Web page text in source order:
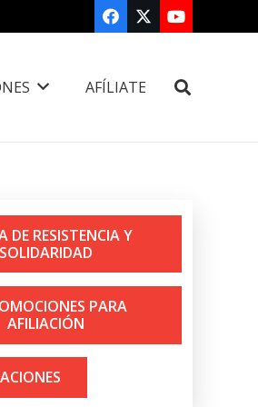
AFÍLIATE
DE RESISTENCIA Y
SOLIDARIDAD
PARA
AFILIACIÓN